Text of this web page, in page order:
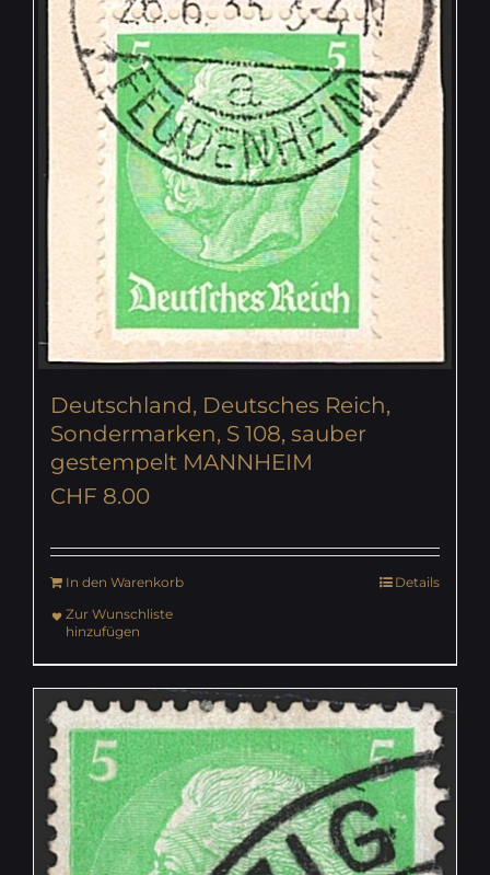
Deutschland, Deutsches Reich,
Sondermarken, S 108, sauber
gestempelt MANNHEIM
CHF 8.00
In den Warenkorb
Details
Zur Wunschliste
hinzufügen